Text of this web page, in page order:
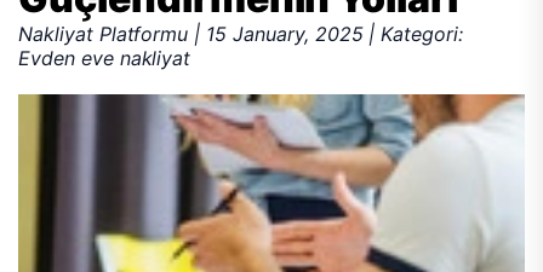
Nakliyat Platformu | 15 January, 2025 | Kategori:
Evden eve nakliyat